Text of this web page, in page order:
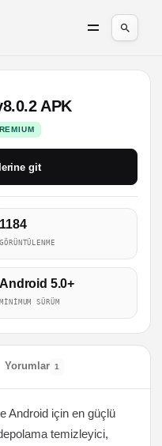
APK
1184
GÖRÜNTÜLENME
Android 5.0+
MINIMUM SÜRÜM
git
Yorumlar 1
Android için en güçlü
temizleyici,